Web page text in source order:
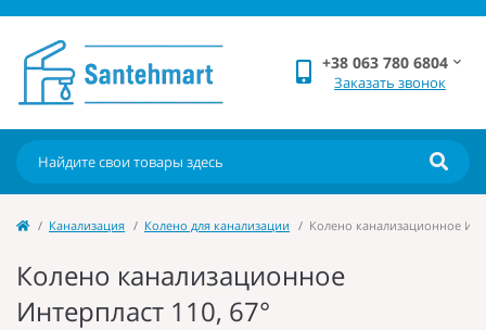
+38 063 780 6804
Заказать звонок
Канализация Колено для канализации Колено канализационное
Колено канализационное
Интерпласт 110, 67°